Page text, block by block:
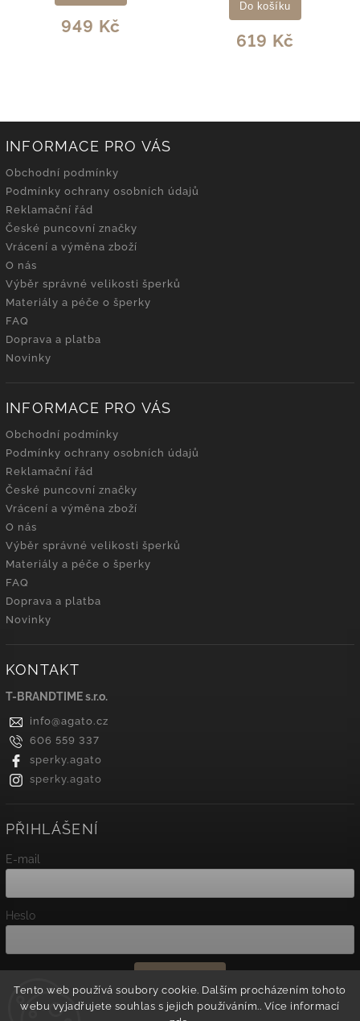
Tento web používá soubory cookie. Dalším procházením tohoto
webu vyjadřujete souhlas s jejich používáním.. Více informací
949 Kč
619 Kč
Do košíku
INFORMACE PRO VÁS
Obchodní podmínky
Podmínky ochrany osobních údajů
Reklamační řád
České puncovní značky
Vrácení a výměna zboží
O nás
Výběr správné velikosti šperků
Materiály a péče o šperky
FAQ
Doprava a platba
Novinky
INFORMACE PRO VÁS
Obchodní podmínky
Podmínky ochrany osobních údajů
Reklamační řád
České puncovní značky
Vrácení a výměna zboží
O nás
Výběr správné velikosti šperků
Materiály a péče o šperky
FAQ
Doprava a platba
Novinky
KONTAKT
T-BRANDTIME s.r.o.
info@agato.cz
606 559 337
sperky.agato
sperky.agato
PŘIHLÁŠENÍ
E-mail
Heslo
Nová registrace